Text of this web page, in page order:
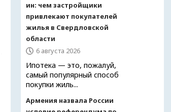
ин: чем застройщики
привлекают покупателей
жилья в Свердловской
области
6 августа 2026
Ипотека — это, пожалуй,
самый популярный способ
покупки жиль...
Армения назвала России